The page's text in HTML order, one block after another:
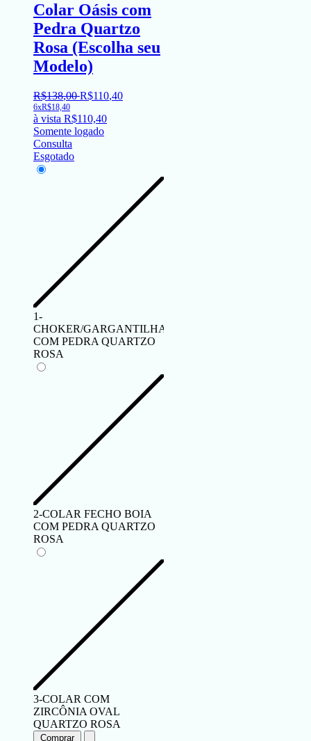
Colar Oásis com
Pedra Quartzo
Rosa (Escolha seu
Modelo)
R$138,00 R$110,40
6xR$18,40
à vista R$110,40
Somente logado
Consulta
Esgotado
1-
CHOKER/GARGANTILHA
COM PEDRA QUARTZO
ROSA
2-COLAR FECHO BOIA
COM PEDRA QUARTZO
ROSA
3-COLAR COM
ZIRCÔNIA OVAL
QUARTZO ROSA
Comprar